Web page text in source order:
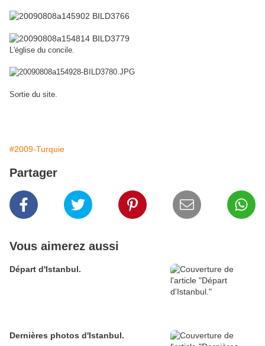
L'église du concile.
Sortie du site.
#2009-Turquie
Partager
Vous aimerez aussi
Départ d'Istanbul.
Dernières photos d'Istanbul.